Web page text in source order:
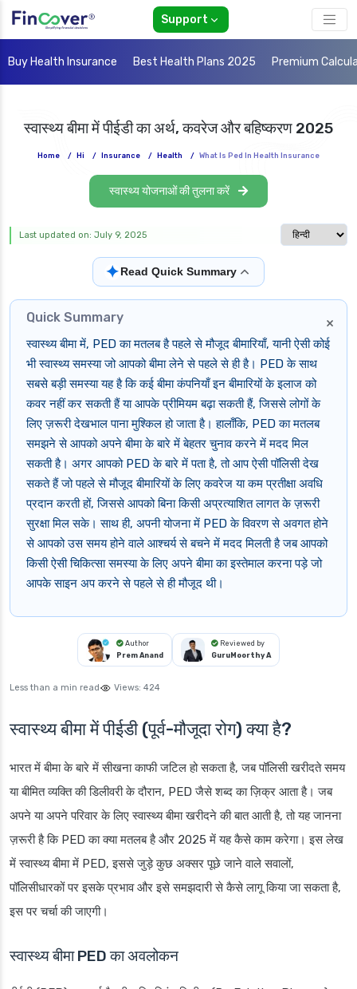
Support
Buy Health Insurance Best Health Plans 2025 Premium
स्वास्थ्य बीमा में पीईडी का अर्थ, कवरेज और बहिष्करण 2025
Home / Hi / Insurance / Health / What Is Ped In Health Insurance
स्वास्थ्य योजनाओं की तुलना करें
Select
Last updated on: July 9, 2025
✦Read Quick Summary
×
Quick Summary
स्वास्थ्य बीमा में, PED का मतलब है पहले से मौजूद बीमारियाँ, यानी ऐसी कोई
भी स्वास्थ्य समस्या जो आपको बीमा लेने से पहले से ही है। PED के साथ
सबसे बड़ी समस्या यह है कि कई बीमा कंपनियाँ इन बीमारियों के इलाज को
कवर नहीं कर सकती हैं या आपके प्रीमियम बढ़ा सकती हैं, जिससे लोगों के
लिए ज़रूरी देखभाल पाना मुश्किल हो जाता है। हालाँकि, PED का मतलब
समझने से आपको अपने बीमा के बारे में बेहतर चुनाव करने में मदद मिल
सकती है। अगर आपको PED के बारे में पता है, तो आप ऐसी पॉलिसी देख
सकते हैं जो पहले से मौजूद बीमारियों के लिए कवरेज या कम प्रतीक्षा अवधि
प्रदान करती हों, जिससे आपको बिना किसी अप्रत्याशित लागत के ज़रूरी
सुरक्षा मिल सके। साथ ही, अपनी योजना में PED के विवरण से अवगत होने
से आपको उस समय होने वाले आश्चर्य से बचने में मदद मिलती है जब आपको
किसी ऐसी चिकित्सा समस्या के लिए अपने बीमा का इस्तेमाल करना पड़े जो
आपके साइन अप करने से पहले से ही मौजूद थी।
Author
Prem Anand
Reviewed by
GuruMoorthy A
Less than a min read Views: 424
स्वास्थ्य बीमा में पीईडी (पूर्व-मौजूदा रोग) क्या है?
भारत में बीमा के बारे में सीखना काफी जटिल हो सकता है, जब पॉलिसी खरीदते समय
या बीमित व्यक्ति की डिलीवरी के दौरान, PED जैसे शब्द का ज़िक्र आता है। जब
अपने या अपने परिवार के लिए स्वास्थ्य बीमा खरीदने की बात आती है, तो यह जानना
ज़रूरी है कि PED का क्या मतलब है और 2025 में यह कैसे काम करेगा। इस लेख
में स्वास्थ्य बीमा में PED, इससे जुड़े कुछ अक्सर पूछे जाने वाले सवालों,
पॉलिसीधारकों पर इसके प्रभाव और इसे समझदारी से कैसे लागू किया जा सकता है,
इस पर चर्चा की जाएगी।
स्वास्थ्य बीमा PED का अवलोकन